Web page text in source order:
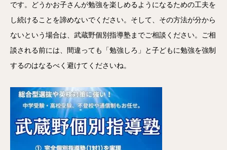
です。どうかお子さんが勉強を楽しめるようになるための工夫を
し続けることを諦めないでください。そして、その方法が分から
ないという場合は、武蔵野個別指導塾までご相談ください。ご相
談される前には、間違っても「勉強しろ」と子どもに勉強を強制
するのはなるべく避けてくださいね。